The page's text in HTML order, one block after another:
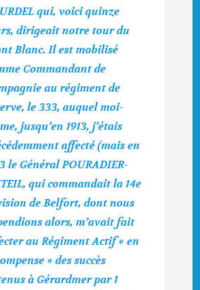
qui, voici quinze
dirigeait notre tour du
Blanc. Il est mobilisé
Commandant de
au régiment de
le 333, auquel moi-
jusqu’en 1913, j’étais
affecté (mais en
le Général POURADIER-
qui commandait la 14e
de Belfort, dont nous
alors, m’avait fait
au Régiment Actif « en
» des succès
à Gérardmer par 1